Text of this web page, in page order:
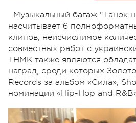
Музыкальный багаж "Танок
насчитывает 6
клипов, неисчислимое
совместных работ с
ТНМК также являются
наград, среди которых
Records за альбом «Сила»,
номинации «Hip-Hop and